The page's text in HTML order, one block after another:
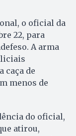
o oficial da
22, para
A arma
caça de
menos de
do oficial,
atirou,